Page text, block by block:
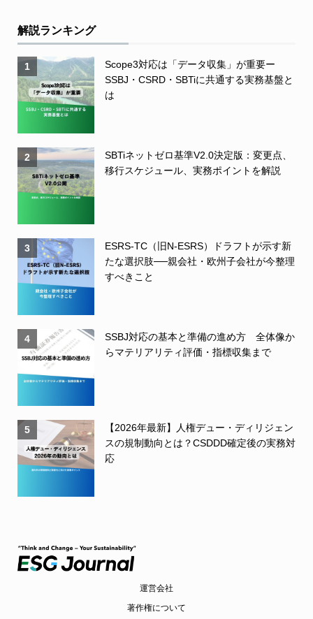
解説ランキング
1
Scope3対応は「データ収集」が重要ー
SSBJ・CSRD・SBTiに共通する実務基盤と
は
2
SBTiネットゼロ基準V2.0決定版：変更点、
移行スケジュール、実務ポイントを解説
3
ESRS-TC（旧N-ESRS）ドラフトが示す新
たな選択肢──親会社・欧州子会社が今整理
すべきこと
4
SSBJ対応の基本と準備の進め方 全体像か
らマテリアリティ評価・指標収集まで
5
【2026年最新】人権デュー・ディリジェン
スの規制動向とは？CSDDD確定後の実務対
応
運営会社
著作権について